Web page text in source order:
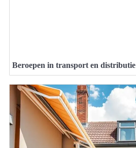
Beroepen in transport en distributie